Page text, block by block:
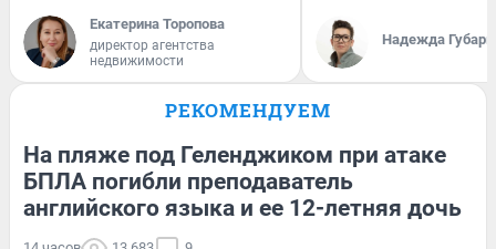
Екатерина Торопова
директор агентства
недвижимости
Надежда Губарь
РЕКОМЕНДУЕМ
На пляже под Геленджиком при атаке
БПЛА погибли преподаватель
английского языка и ее 12-летняя дочь